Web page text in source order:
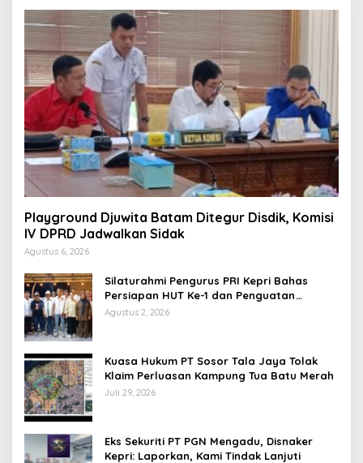
Playground Djuwita Batam Ditegur Disdik, Komisi
IV DPRD Jadwalkan Sidak
Agustus 6, 2026
Silaturahmi Pengurus PRI Kepri Bahas
Persiapan HUT Ke-1 dan Penguatan
Konsolidasi Partai
Agustus 2, 2026
Kuasa Hukum PT Sosor Tala Jaya Tolak
Klaim Perluasan Kampung Tua Batu Merah
Juli 29, 2026
Eks Sekuriti PT PGN Mengadu, Disnaker
Kepri: Laporkan, Kami Tindak Lanjuti